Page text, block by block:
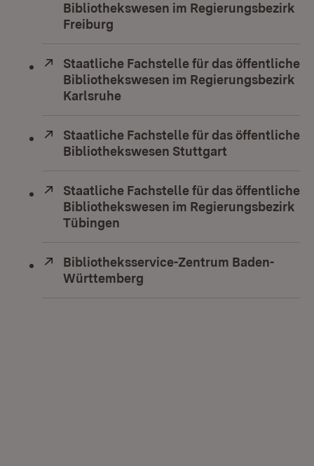
Bibliothekswesen im Regierungsbezirk
Freiburg
Extern:
Staatliche Fachstelle für das öffentliche
Bibliothekswesen im Regierungsbezirk
Karlsruhe
Extern:
Staatliche Fachstelle für das öffentliche
Bibliothekswesen Stuttgart
Extern:
Staatliche Fachstelle für das öffentliche
Bibliothekswesen im Regierungsbezirk
Tübingen
Extern:
Bibliotheksservice-Zentrum Baden-
Württemberg